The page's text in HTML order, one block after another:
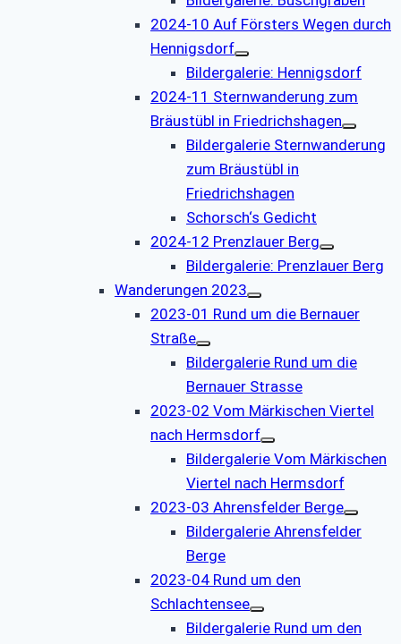
2024-10 Auf Försters Wegen durch
Hennigsdorf
Bildergalerie: Hennigsdorf
2024-11 Sternwanderung zum
Bräustübl in Friedrichshagen
Bildergalerie Sternwanderung
zum Bräustübl in
Friedrichshagen
Schorsch‘s Gedicht
2024-12 Prenzlauer Berg
Bildergalerie: Prenzlauer Berg
Wanderungen 2023
2023-01 Rund um die Bernauer
Straße
Bildergalerie Rund um die
Bernauer Strasse
2023-02 Vom Märkischen Viertel
nach Hermsdorf
Bildergalerie Vom Märkischen
Viertel nach Hermsdorf
2023-03 Ahrensfelder Berge
Bildergalerie Ahrensfelder
Berge
2023-04 Rund um den
Schlachtensee
Bildergalerie Rund um den